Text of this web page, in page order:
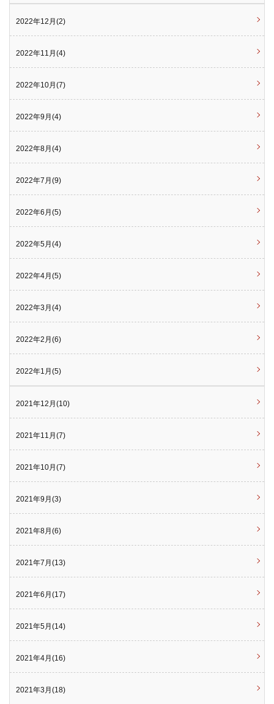
2022年12月(2)
2022年11月(4)
2022年10月(7)
2022年9月(4)
2022年8月(4)
2022年7月(9)
2022年6月(5)
2022年5月(4)
2022年4月(5)
2022年3月(4)
2022年2月(6)
2022年1月(5)
2021年12月(10)
2021年11月(7)
2021年10月(7)
2021年9月(3)
2021年8月(6)
2021年7月(13)
2021年6月(17)
2021年5月(14)
2021年4月(16)
2021年3月(18)